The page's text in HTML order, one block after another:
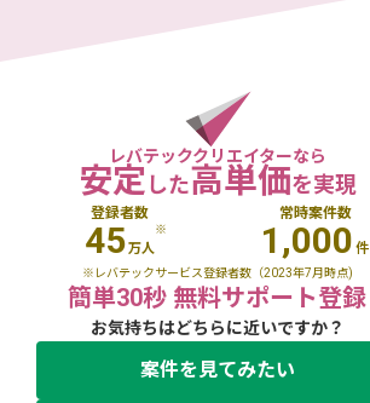
レバテッククリエイターなら
安定した高単価を実現
登録者数
45万人
※
常時案件数
1,000 件
※レバテックサービス登録者数（2023年7月時点)
簡単30秒 無料サポート登録
お気持ちはどちらに近いですか？
案件を見てみたい